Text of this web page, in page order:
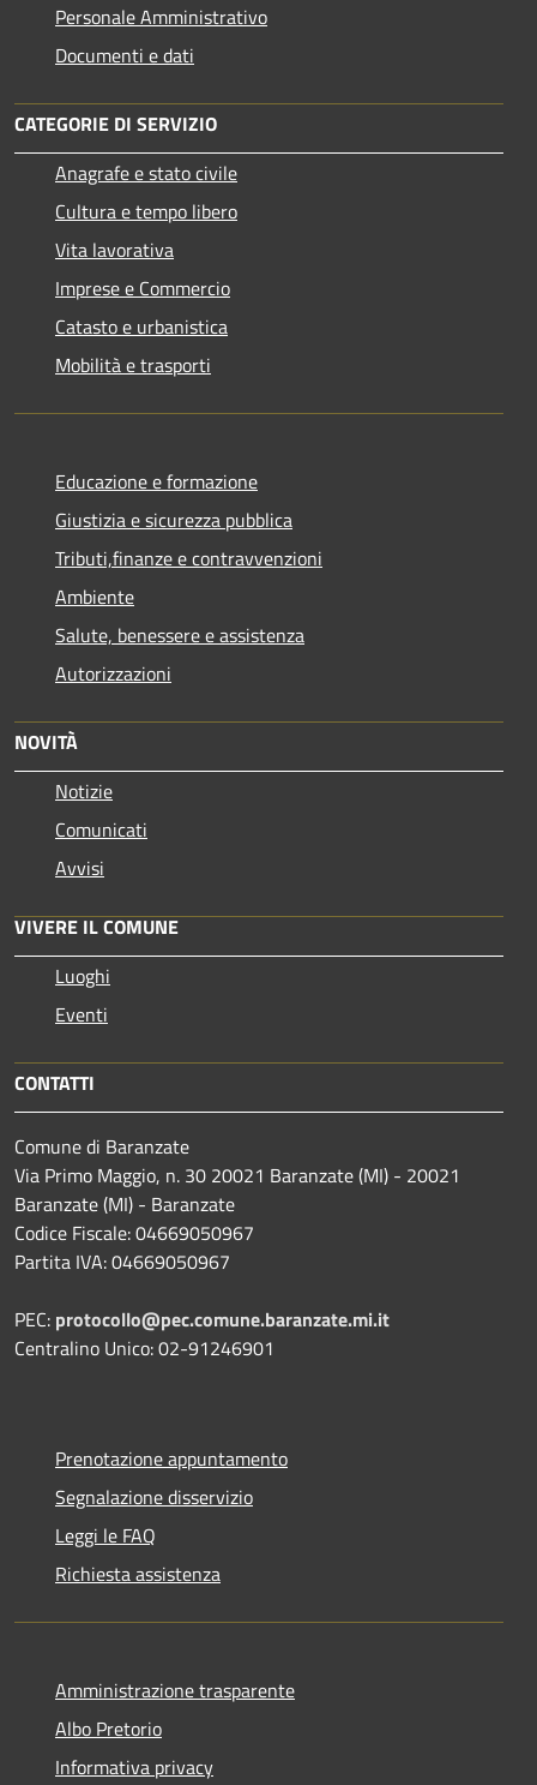
Personale Amministrativo
Documenti e dati
CATEGORIE DI SERVIZIO
Anagrafe e stato civile
Cultura e tempo libero
Vita lavorativa
Imprese e Commercio
Catasto e urbanistica
Mobilità e trasporti
Educazione e formazione
Giustizia e sicurezza pubblica
Tributi,finanze e contravvenzioni
Ambiente
Salute, benessere e assistenza
Autorizzazioni
NOVITÀ
Notizie
Comunicati
Avvisi
VIVERE IL COMUNE
Luoghi
Eventi
CONTATTI
Comune di Baranzate
Via Primo Maggio, n. 30 20021 Baranzate (MI) - 20021
Baranzate (MI) - Baranzate
Codice Fiscale: 04669050967
Partita IVA: 04669050967
PEC: protocollo@pec.comune.baranzate.mi.it
Centralino Unico: 02-91246901
Prenotazione appuntamento
Segnalazione disservizio
Leggi le FAQ
Richiesta assistenza
Amministrazione trasparente
Albo Pretorio
Informativa privacy